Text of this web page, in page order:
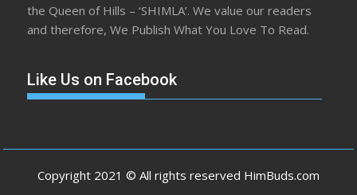
the Queen of Hills – ‘SHIMLA’. We value our readers
and therefore, We Publish What You Love To Read.
Like Us on Facebook
Copyright 2021 © All rights reserved HimBuds.com